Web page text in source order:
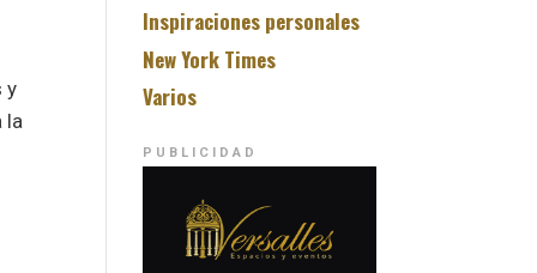
y
la
Inspiraciones personales
New York Times
Varios
PUBLICIDAD